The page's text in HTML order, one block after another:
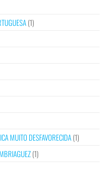
(1)
MUITO DESFAVORECIDA(1)
(1)